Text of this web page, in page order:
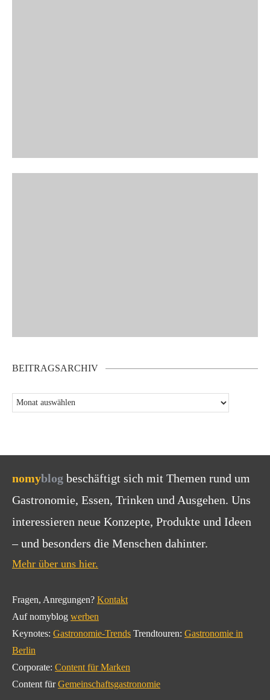
BEITRAGSARCHIV
nomyblog beschäftigt sich mit Themen rund um
Gastronomie, Essen, Trinken und Ausgehen. Uns
interessieren neue Konzepte, Produkte und Ideen
– und besonders die Menschen dahinter.
Mehr über uns hier.
Fragen, Anregungen? Kontakt
Auf nomyblog werben
Keynotes: Gastronomie-Trends Trendtouren: Gastronomie in
Berlin
Corporate: Content für Marken
Content fürGemeinschaftsgastronomie